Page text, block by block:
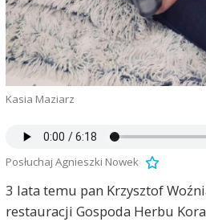
Kasia Maziarz
Posłuchaj Agnieszki Nowek
3 lata temu pan Krzysztof
restauracji Gospoda Herbu